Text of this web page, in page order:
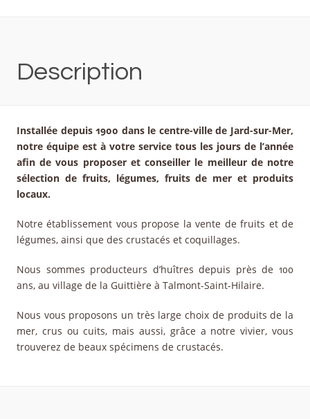
Description
Installée depuis 1900 dans le centre-ville de Jard-sur-Mer,
notre équipe est à votre service tous les jours de l’année
afin de vous proposer et conseiller le meilleur de notre
sélection de fruits, légumes, fruits de mer et produits
locaux.
Notre établissement vous propose la vente de fruits et de
légumes, ainsi que des crustacés et coquillages.
Nous sommes producteurs d’huîtres depuis près de 100
ans, au village de la Guittière à Talmont-Saint-Hilaire.
Nous vous proposons un très large choix de produits de la
mer, crus ou cuits, mais aussi, grâce a notre vivier, vous
trouverez de beaux spécimens de crustacés.